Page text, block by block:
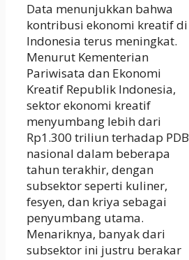
Data menunjukkan bahwa
kontribusi ekonomi kreatif di
Indonesia terus meningkat.
Menurut Kementerian
Pariwisata dan Ekonomi
Kreatif Republik Indonesia,
sektor ekonomi kreatif
menyumbang lebih dari
Rp1.300 triliun terhadap PDB
nasional dalam beberapa
tahun terakhir, dengan
subsektor seperti kuliner,
fesyen, dan kriya sebagai
penyumbang utama.
Menariknya, banyak dari
subsektor ini justru berakar